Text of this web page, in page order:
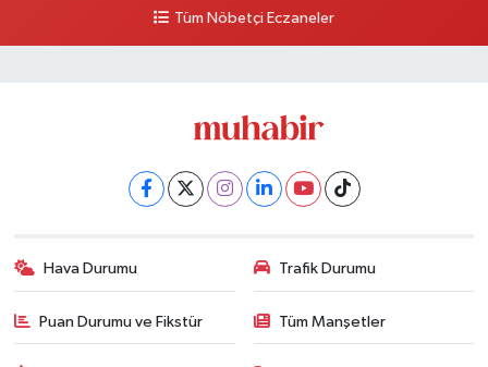
Yol Tarifi Al
Tüm Nöbetçi Eczaneler
Hava Durumu Trafik Durumu
Puan Durumu ve Fikstür Tüm Manşetler